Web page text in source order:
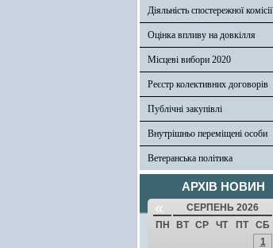
Діяльність спостережної комісії
Оцінка впливу на довкілля
Місцеві вибори 2020
Реєстр колективних договорів
Публічні закупівлі
Внутрішньо переміщені особи
Ветеранська політика
АРХІВ НОВИН
« СЕРПЕНЬ 2026
ПН ВТ СР ЧТ ПТ СБ
1